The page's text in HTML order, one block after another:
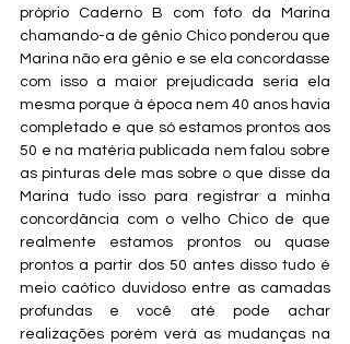
próprio Caderno B com foto da Marina
chamando-a de gênio Chico ponderou que
Marina não era gênio e se ela concordasse
com isso a maior prejudicada seria ela
mesma porque à época nem 40 anos havia
completado e que só estamos prontos aos
50 e na matéria publicada nem falou sobre
as pinturas dele mas sobre o que disse da
Marina tudo isso para registrar a minha
concordância com o velho Chico de que
realmente estamos prontos ou quase
prontos a partir dos 50 antes disso tudo é
meio caótico duvidoso entre as camadas
profundas e você até pode achar
realizações porém verá as mudanças na